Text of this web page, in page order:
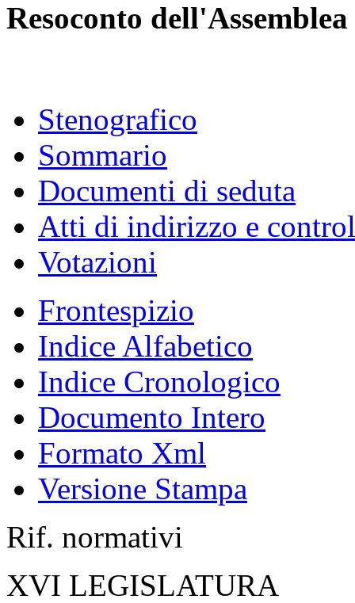
Resoconto dell'Assemblea
Stenografico
Sommario
Documenti di seduta
Atti di indirizzo e
Votazioni
Frontespizio
Indice Alfabetico
Indice Cronologico
Documento Intero
Formato Xml
Versione Stampa
Rif. normativi
XVI LEGISLATURA